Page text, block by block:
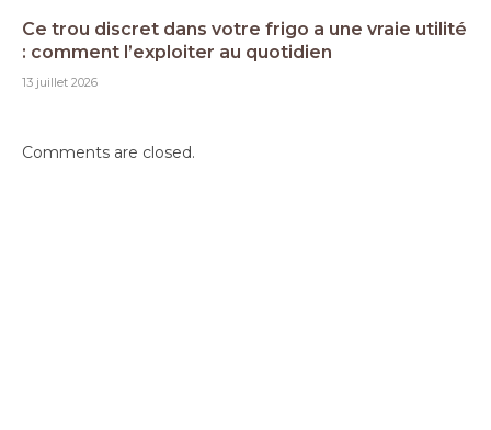
Ce trou discret dans votre frigo a une vraie utilité
: comment l’exploiter au quotidien
13 juillet 2026
Comments are closed.